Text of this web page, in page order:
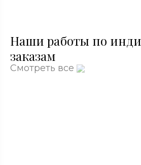
Наши работы по
заказам
Смотреть все